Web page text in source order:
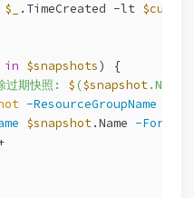
$_ .TimeCreated -lt
in $snapshots) {
过期快照: $ ($snapshot
-ResourceGroupName
$snapshot.Name -Force